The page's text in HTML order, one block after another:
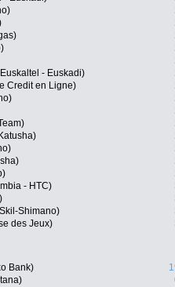
- Euskadi)
Credit en Ligne)
- HTC)
Shimano)
des Jeux)
Bank)